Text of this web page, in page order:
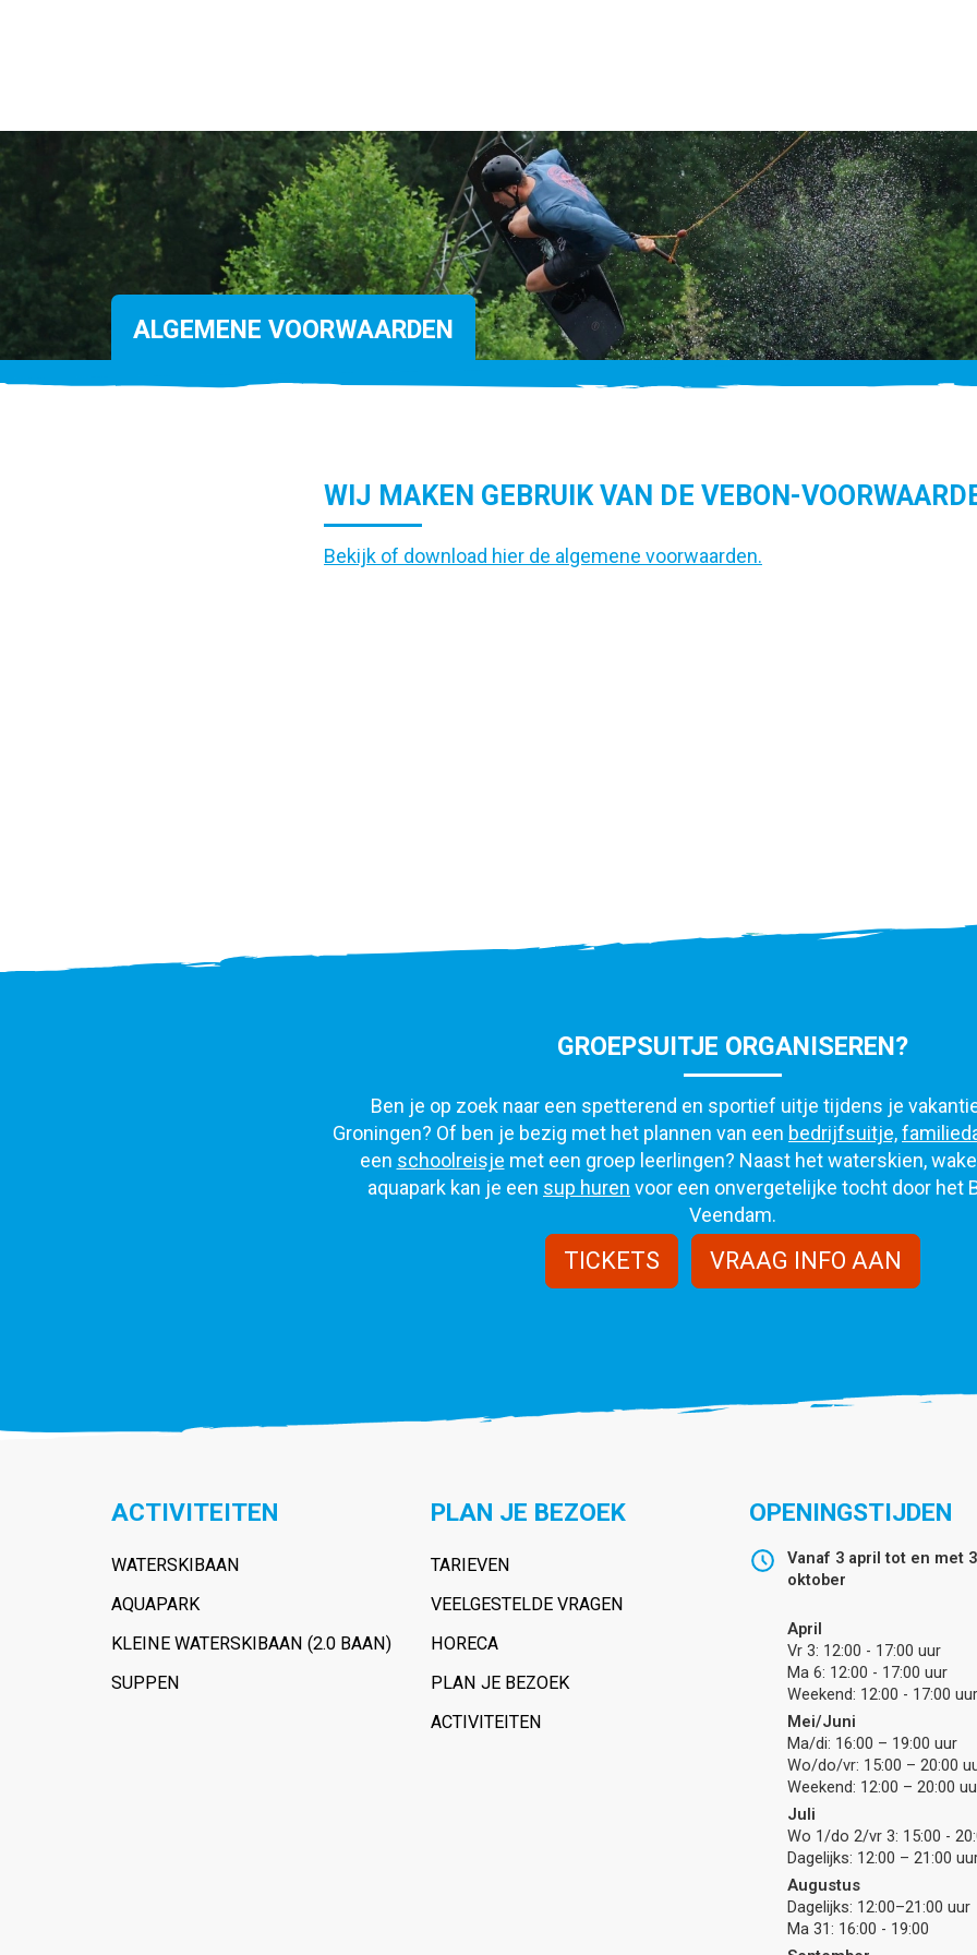
ALGEMENE VOORWAARDEN
WIJ MAKEN GEBRUIK VAN DE VEBON-
Bekijk of download hier de algemene voorwaarden.
GROEPSUITJE ORGANISEREN?
Ben je op zoek naar een spetterend en sportief uitje tijdens je
Groningen? Of ben je bezig met het plannen van een bedrijfsuitje,
een schoolreisje met een groep leerlingen? Naast het waterskien,
aquapark kan je een sup huren voor een onvergetelijke tocht door het
Veendam.
TICKETS VRAAG INFO AAN
ACTIVITEITEN
WATERSKIBAAN
AQUAPARK
KLEINE WATERSKIBAAN (2.0 BAAN)
SUPPEN
PLAN JE BEZOEK
TARIEVEN
VEELGESTELDE VRAGEN
HORECA
PLAN JE BEZOEK
ACTIVITEITEN
OPENINGSTIJDEN
Vanaf 3 april tot en met
oktober
April
Vr 3: 12:00 - 17:00 uur
Ma 6: 12:00 - 17:00 uur
Weekend: 12:00 - 17:00 uur
Mei/Juni
Ma/di: 16:00 – 19:00 uur
Wo/do/vr: 15:00 – 20:00
Weekend: 12:00 – 20:00
Juli
Wo 1/do 2/vr 3: 15:00 -
Dagelijks: 12:00 – 21:00
Augustus
Dagelijks: 12:00–21:00 uur
Ma 31: 16:00 - 19:00